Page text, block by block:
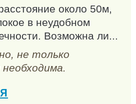
около 50м,
в неудобном
Возможна ли...
не только